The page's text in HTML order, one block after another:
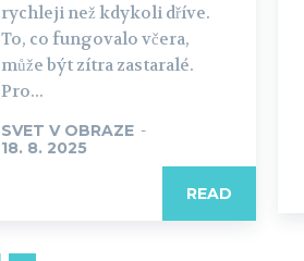
rychleji než kdykoli dříve.
To, co fungovalo včera,
může být zítra zastaralé.
Pro...
SVET V OBRAZE -
18. 8. 2025
READ